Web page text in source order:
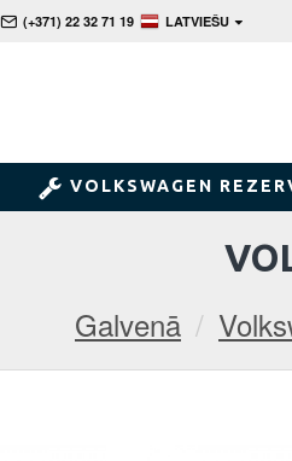
(+371) 22 32 71 19 LATVIEŠU
VOLKSWAGEN
Galvenā